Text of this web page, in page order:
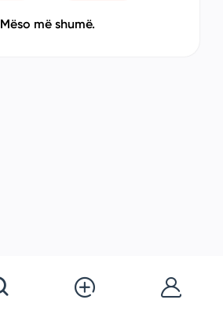
Mëso më shumë.